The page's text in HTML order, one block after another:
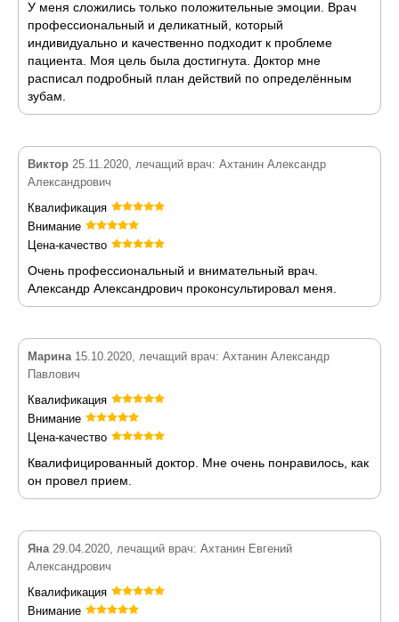
У меня сложились только положительные эмоции. Врач
профессиональный и деликатный, который
индивидуально и качественно подходит к проблеме
пациента. Моя цель была достигнута. Доктор мне
расписал подробный план действий по определённым
зубам.
Виктор 25.11.2020, лечащий врач: Ахтанин Александр
Александрович
Квалификация
Внимание
Цена-качество
Очень профессиональный и внимательный врач.
Александр Александрович проконсультировал меня.
Марина15.10.2020, лечащий врач: Ахтанин Александр
Павлович
Квалификация
Внимание
Цена-качество
Квалифицированный доктор. Мне очень понравилось, как
он провел прием.
Яна29.04.2020, лечащий врач: Ахтанин Евгений
Александрович
Квалификация
Внимание